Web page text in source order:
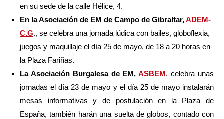
en su sede de la calle Hélice, 4.
En la Asociación de EM de Campo de Gibraltar,ADEM-
C.G., se celebra una jornada lúdica con bailes, globoflexia,
juegos y maquillaje el día 25 de mayo, de 18 a 20 horas en
la Plaza Fariñas.
La Asociación Burgalesa de EM,ASBEM, celebra unas
jornadas el día 23 de mayo y el día 25 de mayo instalarán
mesas informativas y de postulación en la Plaza de
España, también harán una suelta de globos, contado con